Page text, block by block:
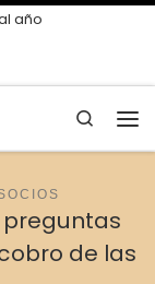
año
Search
preguntas
de las